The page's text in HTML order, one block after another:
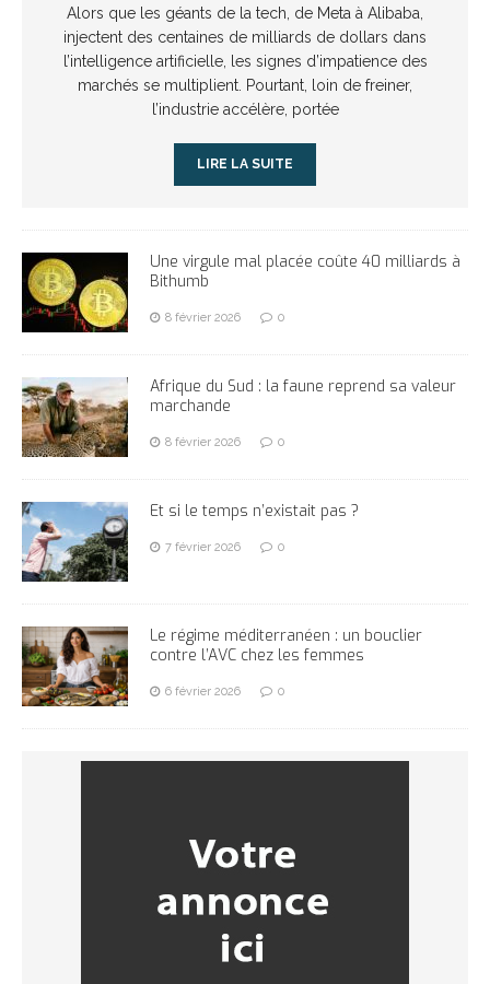
Alors que les géants de la tech, de Meta à Alibaba,
injectent des centaines de milliards de dollars dans
l’intelligence artificielle, les signes d’impatience des
marchés se multiplient. Pourtant, loin de freiner,
l’industrie accélère, portée
LIRE LA SUITE
Une virgule mal placée coûte 40 milliards à
Bithumb
8 février 2026 0
Afrique du Sud : la faune reprend sa valeur
marchande
8 février 2026 0
Et si le temps n’existait pas ?
7 février 2026 0
Le régime méditerranéen : un bouclier
contre l’AVC chez les femmes
6 février 2026 0